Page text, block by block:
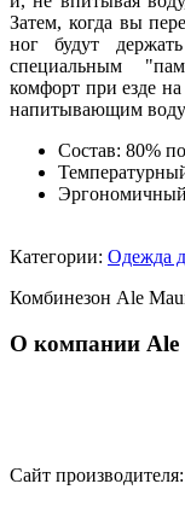
Затем, когда вы
ног будут
специальным
комфорт при езде
напитывающим воду
Состав: 80%
Категории: Одежда
Комбинезон Ale
О компании Ale
Сайт производителя: